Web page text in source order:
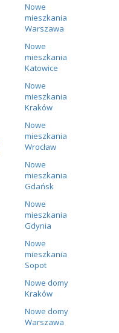
Nowe
mieszkania
Warszawa
Nowe
mieszkania
Katowice
Nowe
mieszkania
Kraków
Nowe
mieszkania
Wrocław
Nowe
mieszkania
Gdańsk
Nowe
mieszkania
Gdynia
Nowe
mieszkania
Sopot
Nowe domy
Kraków
Nowe domy
Warszawa